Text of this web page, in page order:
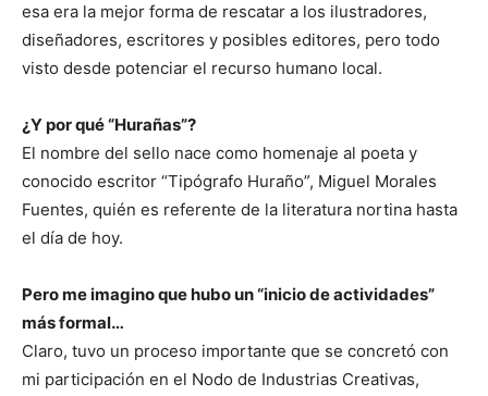
esa era la mejor forma de rescatar a los ilustradores,
diseñadores, escritores y posibles editores, pero todo
visto desde potenciar el recurso humano local.
¿Y por qué “Hurañas”?
El nombre del sello nace como homenaje al poeta y
conocido escritor “Tipógrafo Huraño”, Miguel Morales
Fuentes, quién es referente de la literatura nortina hasta
el día de hoy.
Pero me imagino que hubo un “inicio de actividades”
más formal…
Claro, tuvo un proceso importante que se concretó con
mi participación en el Nodo de Industrias Creativas,